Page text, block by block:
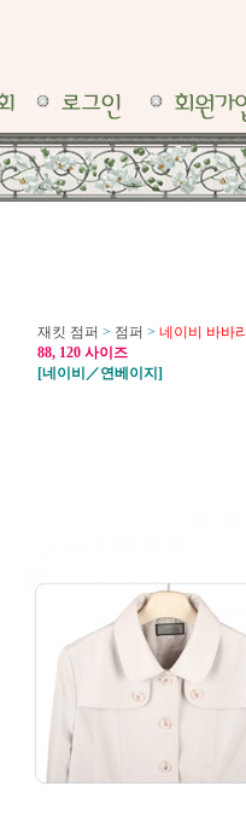
재킷 점퍼 > 점퍼 > 네이비 바바리
88, 120 사이즈
[네이비／연베이지]